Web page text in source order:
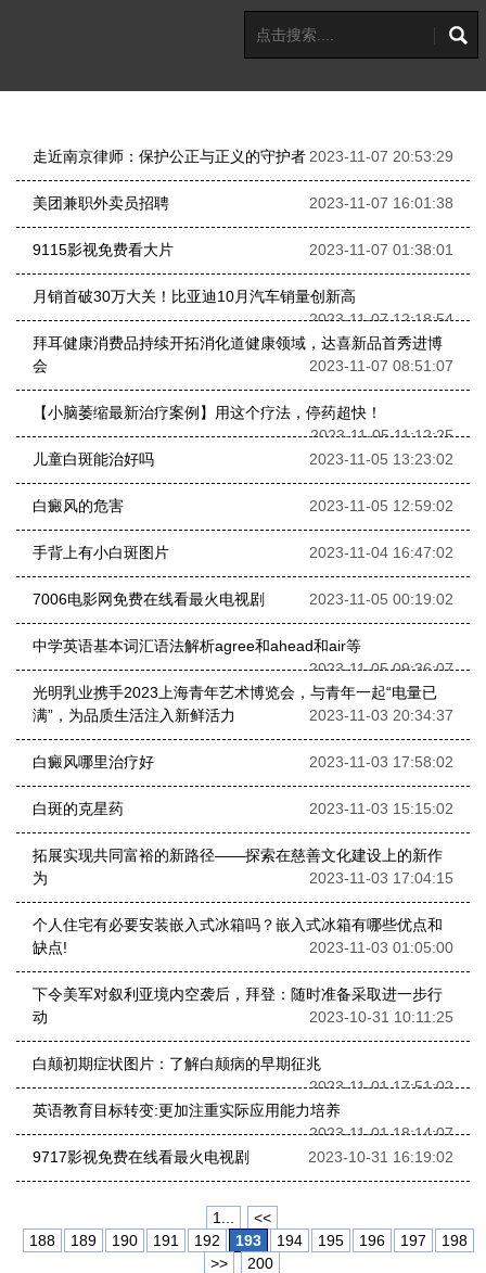
走近南京律师：保护公正与正义的守护者 2023-11-07 20:53:29
美团兼职外卖员招聘 2023-11-07 16:01:38
9115影视免费看大片 2023-11-07 01:38:01
月销首破30万大关！比亚迪10月汽车销量创新高
2023-11-07 12:18:54
拜耳健康消费品持续开拓消化道健康领域，达喜新品首秀进博
会
2023-11-07 08:51:07
【小脑萎缩最新治疗案例】用这个疗法，停药超快！
2023-11-05 11:12:25
儿童白斑能治好吗
2023-11-05 13:23:02
白癜风的危害 2023-11-05 12:59:02
手背上有小白斑图片 2023-11-04 16:47:02
7006电影网免费在线看最火电视剧 2023-11-05 00:19:02
中学英语基本词汇语法解析agree和ahead和air等
2023-11-05 09:36:07
光明乳业携手2023上海青年艺术博览会，与青年一起“电量已
满”，为品质生活注入新鲜活力
2023-11-03 20:34:37
白癜风哪里治疗好 2023-11-03 17:58:02
白斑的克星药 2023-11-03 15:15:02
拓展实现共同富裕的新路径——探索在慈善文化建设上的新作
为
2023-11-03 17:04:15
个人住宅有必要安装嵌入式冰箱吗？嵌入式冰箱有哪些优点和
缺点!
2023-11-03 01:05:00
下令美军对叙利亚境内空袭后，拜登：随时准备采取进一步行
动
2023-10-31 10:11:25
白颠初期症状图片：了解白颠病的早期征兆
2023-11-01 17:51:02
英语教育目标转变:更加注重实际应用能力培养
2023-11-01 18:14:07
9717影视免费在线看最火电视剧
2023-10-31 16:19:02
1...
<<
188
189 190 191 192 193 194 195 196 197
198
>>
200